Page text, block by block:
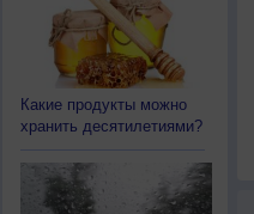
Какие продукты можно
хранить десятилетиями?